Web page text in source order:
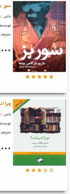
سور
ناشر:
مترجم:
چرا
ناشر:
مترجم: